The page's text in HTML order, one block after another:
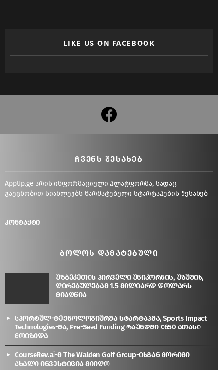
LIKE US ON FACEBOOK
facebook
ᲩᲕᲔᲜᲡ ᲨᲔᲡᲐᲮᲔᲑ
AppUp.ge არის ინფორმაციული პლატფორმა, სადაც
გაეცნობით სიახლეებს წარმატებული სტარტაპების შესახებ
კონტაქტი
ᲑᲝᲚᲝᲡ ᲓᲐᲛᲐᲢᲔᲑᲣᲚᲘ
უზბეკეთის პირველი უნიკორნის, უზუმის,
ღირებულებამ 1.5 მილიარდ დოლარს
მიაღწია
სპორტულ-ტექნოლოგიურმა სტარტაპმა, Sports Impact
Technologies-მა, Pre-Seed Funding რაუნდში €650 ათასი
მოიზიდა
CourseRev.ai-მ The Walden Golf Group-ისგან მორიგი
ახალი ინვესტიცია მიიღო